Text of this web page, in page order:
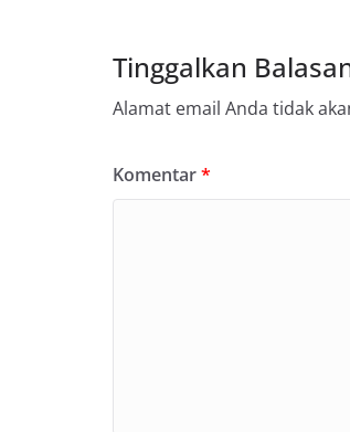
Tinggalkan
Alamat email Anda tidak
Komentar*